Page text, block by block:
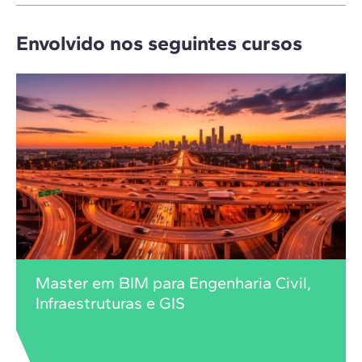
Envolvido nos seguintes cursos
Master em BIM para Engenharia Civil,
Infraestruturas e GIS